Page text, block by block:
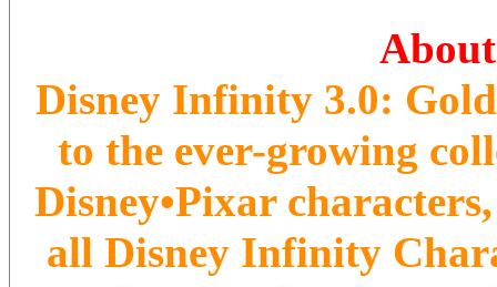
Disney Infinity 3.0:
to the ever-growing
Disney•Pixar
all Disney Infinity